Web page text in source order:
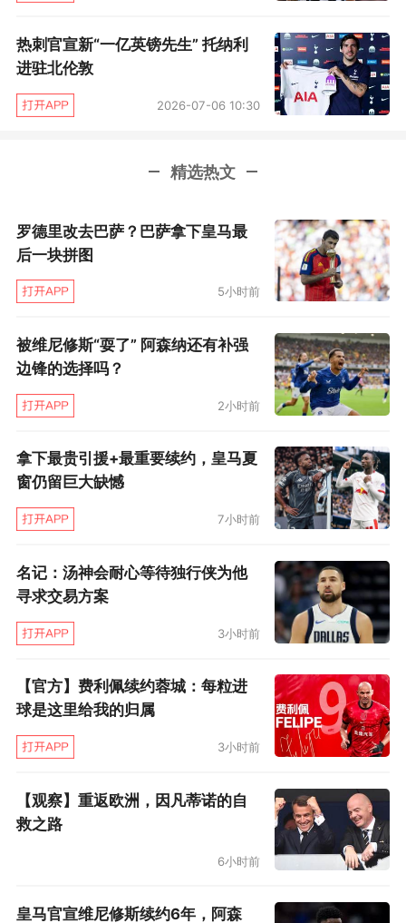
一名高层的私下发言更为刺骨，“托纳利的禁赛让
我们的赛季彻底脱轨了。”因球队失势而产生的怒
火，一部分被转移到了托纳利的身上。
要理解这种期待落空后所带来的割裂感，便不得
窗即将到来时，埃迪·豪便提前授意球探团队，希
望尽快敲定补强中场的候选名单。
尽管在喜鹊拥趸看来，球队理应寻觅一位纯粹的
后腰，用以解放布鲁诺·吉马良斯在8号位上的进
攻潜力，但在埃迪·豪的体系中，巴西人实则是6
号位职能上的理想型。纽卡主帅更青睐的，是一
位传跑出色，能在转换阶段和吉马良斯频繁换位
的人选，如此，既能做到和巴西中场琴瑟合璧，
又能确保即便吉马良斯遭遇挖角，潜在新援也能
较好地填补前者留下的战术空缺。
最终，身为招募主管助理的安迪·豪，在内部会议
中向纽卡主帅——也是自己的叔叔强烈推崇了托
纳利，按安迪的话说，2022-23赛季欧冠中托纳
看法不谋而合，因此，在阿什沃斯主导与米兰的
接洽细节、埃迪·豪负责推销球队优势的奇妙搭配
下，纽卡斯尔展开了对托纳利长达6周的追求。
纽卡主帅告知托纳利，他会充分开发后者在无球
状态下的对抗与覆盖优势，精进定位球技巧，在
确保欧战资格的前提下，逐渐将他打造为欧洲影
热刺官宣新“一亿英镑先生” 托纳利
进驻北伦敦
2026-07-06 10:30
精选热文
罗德里改去巴萨？巴萨拿下皇马最
后一块拼图
5小时前
被维尼修斯“耍了” 阿森纳还有补强
边锋的选择吗？
2小时前
拿下最贵引援+最重要续约，皇马夏
窗仍留巨大缺憾
7小时前
名记：汤神会耐心等待独行侠为他
寻求交易方案
3小时前
【官方】费利佩续约蓉城：每粒进
球是这里给我的归属
3小时前
【观察】重返欧洲，因凡蒂诺的自
救之路
6小时前
皇马官宣维尼修斯续约6年，阿森